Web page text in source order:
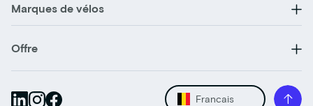
Marques de vélos
Offre
Francais